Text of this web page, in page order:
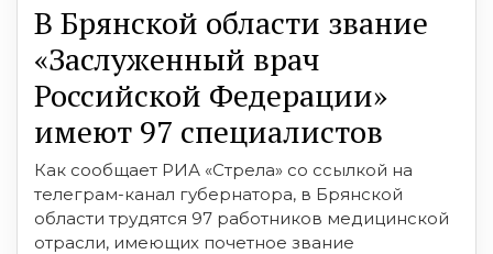
В Брянской области звание
«Заслуженный врач
Российской Федерации»
имеют 97 специалистов
Как сообщает РИА «Стрела» со ссылкой на
телеграм-канал губернатора, в Брянской
области трудятся 97 работников медицинской
отрасли, имеющих почетное звание